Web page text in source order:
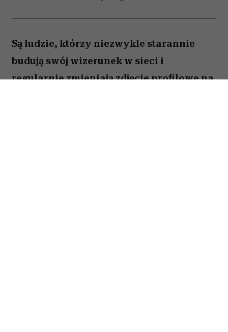
Są ludzie, którzy niezwykle starannie
budują swój wizerunek w sieci i
regularnie zmieniają zdjęcie profilowe na